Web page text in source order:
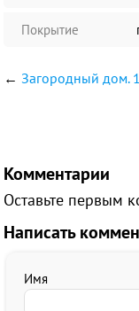
Покрытие
←Загородный дом.
Комментарии
Оставьте первым
Написать
Имя